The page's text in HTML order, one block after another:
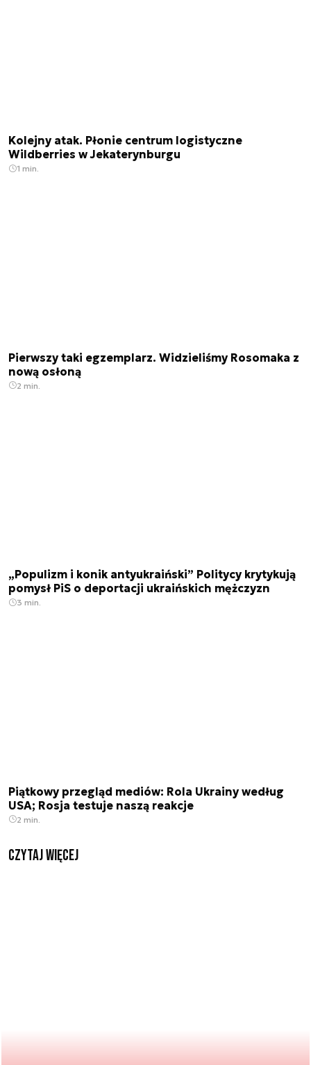
Kolejny atak. Płonie centrum logistyczne
Wildberries w Jekaterynburgu
1 min.
Pierwszy taki egzemplarz. Widzieliśmy Rosomaka z
nową osłoną
2 min.
„Populizm i konik antyukraiński” Politycy krytykują
pomysł PiS o deportacji ukraińskich mężczyzn
3 min.
Piątkowy przegląd mediów: Rola Ukrainy według
USA; Rosja testuje naszą reakcje
2 min.
czytaj więcej